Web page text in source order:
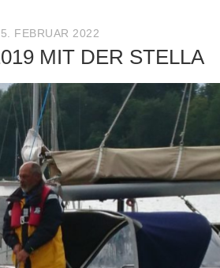
FEBRUAR 2022
MIT DER STELLA